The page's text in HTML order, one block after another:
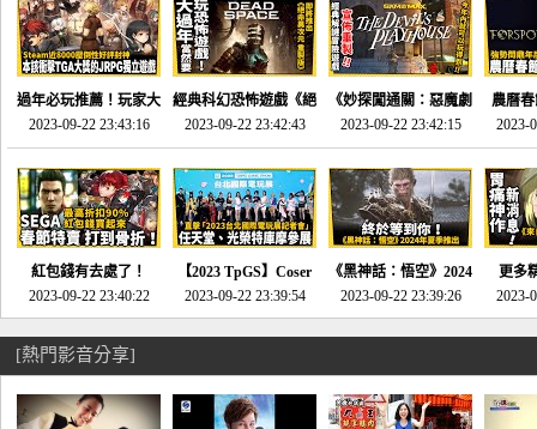
過年必玩推薦！玩家大
推的JRPG神作《神之
天平》介紹！-電玩宅
速配20230126
2023-09-22 23:43:16
經典科幻恐怖遊戲《絕
命異次元 重製版》重
回「石村號」的恐懼體
驗-電玩宅速配
20230125
2023-09-22 23:42:43
《妙探闖通關：惡魔劇
場》將推出「重製
版」!!!今年就能玩到!!-
電玩宅速配20230124
2023-09-22 23:42:15
農曆
SE社
動作角
電玩宅
2023-
紅包錢有去處了！
SEGA春節特賣 超過85
款遊戲打到骨折-電玩
宅速配20230119
2023-09-22 23:40:22
【2023 TpGS】Coser
和Show Girl搶先看！
直擊展前記者會-電玩
2023-09-22 23:39:54
《黑神話：悟空》2024
年夏季推出！確定不會
延期齁？-電玩宅速配
2023-09-22 23:39:26
更多
《來
金鄉
2023-
[熱門影音分享]